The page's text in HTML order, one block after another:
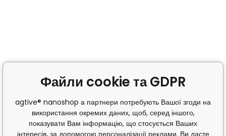
Файли cookie та GDPR
agtive® nanoshop а партнери потребують Вашої згоди на
використання окремих даних, щоб, серед іншого,
показувати Вам інформацію, що стосується Ваших
інтересів, за допомогою персоналізації реклами. Ви дасте